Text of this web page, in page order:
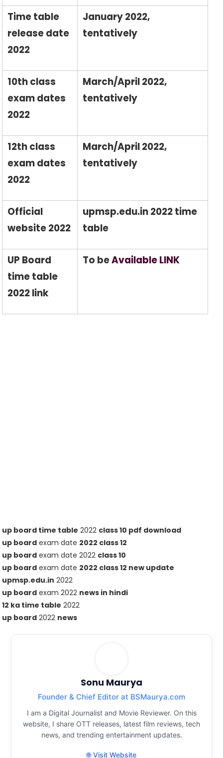
Time table
release date
2022
January 2022,
tentatively
10th class
exam dates
2022
March/April 2022,
tentatively
12th class
exam dates
2022
March/April 2022,
tentatively
Official
website 2022
upmsp.edu.in 2022 time
table
UP Board
time table
2022 link
To beAvailable LINK
up board time table 2022 class 10 pdf download
up board exam date 2022 class 12
up board exam date 2022 class 10
up board exam date 2022 class 12 new update
upmsp.edu.in 2022
up board exam 2022 news in hindi
12 ka time table 2022
up board 2022 news
Sonu Maurya
Founder & Chief Editor at BSMaurya.com
I am a Digital Journalist and Movie Reviewer. On this
website, I share OTT releases, latest film reviews, tech
news, and trending entertainment updates.
🌐 Visit Website